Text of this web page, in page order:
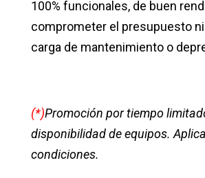
100% funcionales, de buen
comprometer el presupuesto
carga de mantenimiento o
(*)Promoción por tiempo
disponibilidad de equipos.
condiciones.